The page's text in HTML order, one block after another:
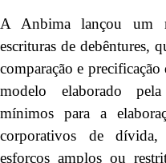
A Anbima lançou um
escrituras de debêntures,
comparação e
modelo elaborado
mínimos para a
corporativos de
esforços amplos ou